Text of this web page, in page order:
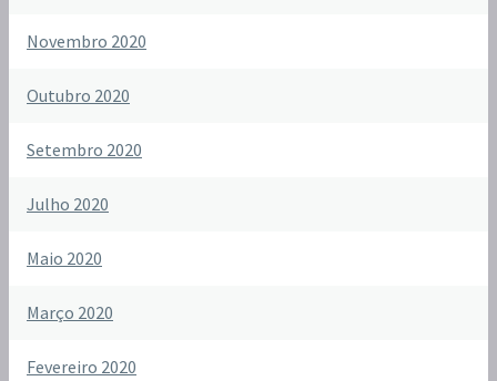
Novembro 2020
Outubro 2020
Setembro 2020
Julho 2020
Maio 2020
Março 2020
Fevereiro 2020